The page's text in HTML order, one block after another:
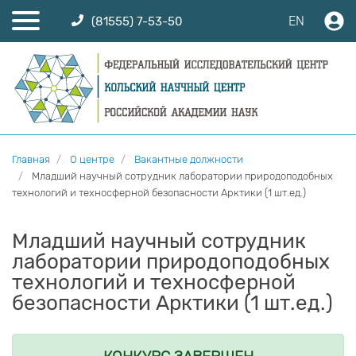
(81555) 7-53-50 EN
Главная О центре
Вакантные должности
Младший научный сотрудник лаборатории природоподобных
технологий и техносферной безопасности Арктики (1 шт.ед.)
Младший научный сотрудник
лаборатории природоподобных
технологий и техносферной
безопасности Арктики (1 шт.ед.)